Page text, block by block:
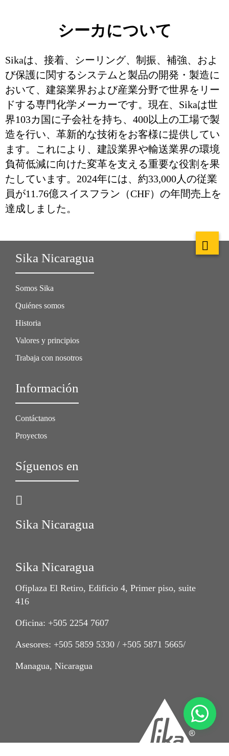
シーカについて
Sikaは、接着、シーリング、制振、補強、およ
び保護に関するシステムと製品の開発・製造に
おいて、建築業界および産業分野で世界をリー
ドする専門化学メーカーです。現在、Sikaは世
界103カ国に子会社を持ち、400以上の工場で製
造を行い、革新的な技術をお客様に提供してい
ます。これにより、建設業界や輸送業界の環境
負荷低減に向けた変革を支える重要な役割を果
たしています。2024年には、約33,000人の従業
員が11.76億スイスフラン（CHF）の年間売上を
達成しました。
Sika Nicaragua
Somos Sika
Quiénes somos
Historia
Valores y principios
Trabaja con nosotros
Información
Contáctanos
Proyectos
Síguenos en
Sika Nicaragua
Sika Nicaragua
Ofiplaza El Retiro, Edificio 4, Primer piso, suite
416
Oficina: +505 2254 7607
Asesores: +505 5859 5330 / +505 5871 5665/
Managua, Nicaragua